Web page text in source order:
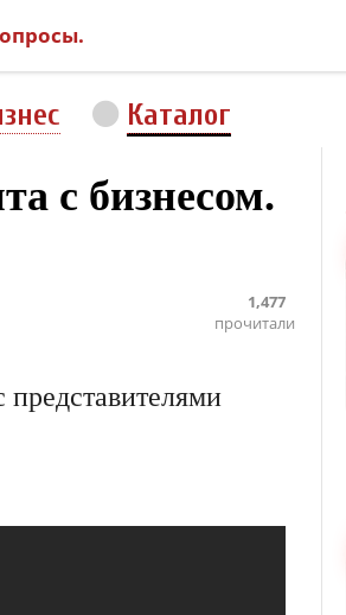
Каталог
с бизнесом.
1,477
прочитали